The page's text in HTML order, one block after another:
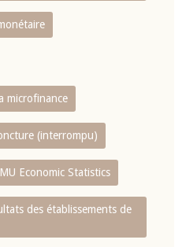
microfinance
(interrompu)
Economic Statistics
des établissements de